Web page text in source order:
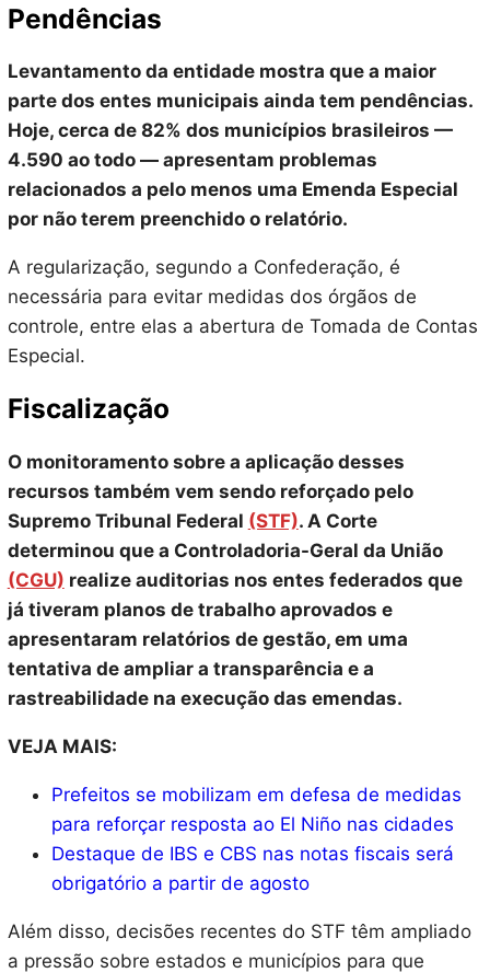
Pendências
Levantamento da entidade mostra que a maior
parte dos entes municipais ainda tem pendências.
Hoje, cerca de 82% dos municípios brasileiros —
4.590 ao todo — apresentam problemas
relacionados a pelo menos uma Emenda Especial
por não terem preenchido o relatório.
A regularização, segundo a Confederação, é
necessária para evitar medidas dos órgãos de
controle, entre elas a abertura de Tomada de Contas
Especial.
Fiscalização
O monitoramento sobre a aplicação desses
recursos também vem sendo reforçado pelo
Supremo Tribunal Federal (STF). A Corte
determinou que a Controladoria-Geral da União
(CGU) realize auditorias nos entes federados que
já tiveram planos de trabalho aprovados e
apresentaram relatórios de gestão, em uma
tentativa de ampliar a transparência e a
rastreabilidade na execução das emendas.
VEJA MAIS:
Prefeitos se mobilizam em defesa de medidas
para reforçar resposta ao El Niño nas cidades
Destaque de IBS e CBS nas notas fiscais será
obrigatório a partir de agosto
Além disso, decisões recentes do STF têm ampliado
a pressão sobre estados e municípios para que